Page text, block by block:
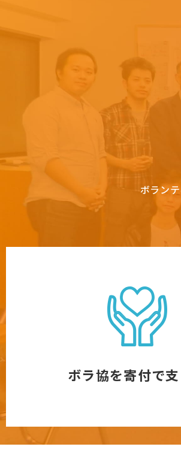
ボラン
ボラ協を寄付で